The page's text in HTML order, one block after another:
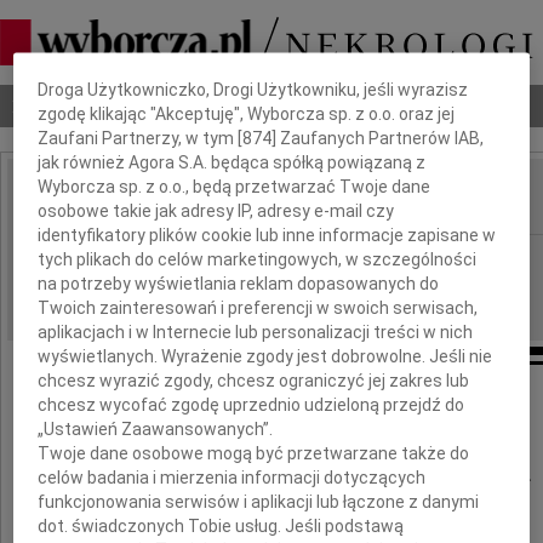
Nekrologi Odeszli Poradnik pogrzebowy
IMIĘ I NAZWISKO:
REGION: Płock
DATA EMISJI: 20.04.2010
Koleżance
lekarz medycyny
Anieli Piekarskiej-Stawickiej
Dbamy o Twoją prywatność
Droga Użytkowniczko, Drogi Użytkowniku, jeśli wyrazisz
zgodę klikając "Akceptuję", Wyborcza sp. z o.o. oraz jej
Zaufani Partnerzy, w tym [874 ] Zaufanych Partnerów IAB,
jak również Agora S.A. będąca spółką powiązaną z
Wyborcza sp. z o.o., będą przetwarzać Twoje dane
osobowe takie jak adresy IP, adresy e-mail czy
identyfikatory plików cookie lub inne informacje zapisane w
tych plikach do celów marketingowych, w szczególności
na potrzeby wyświetlania reklam dopasowanych do
Twoich zainteresowań i preferencji w swoich serwisach,
aplikacjach i w Internecie lub personalizacji treści w nich
wyświetlanych. Wyrażenie zgody jest dobrowolne. Jeśli nie
chcesz wyrazić zgody, chcesz ograniczyć jej zakres lub
chcesz wycofać zgodę uprzednio udzieloną przejdź do
„Ustawień Zaawansowanych”.
Twoje dane osobowe mogą być przetwarzane także do
celów badania i mierzenia informacji dotyczących
funkcjonowania serwisów i aplikacji lub łączone z danymi
dot. świadczonych Tobie usług. Jeśli podstawą